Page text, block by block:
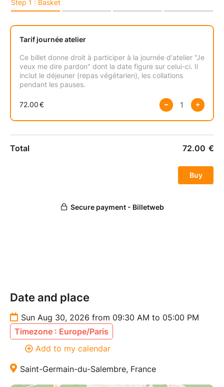
pardon pour passer à autre chose ! », ou même « je
ne pourrais jamais me pardonner ! »
Situation de blocage garantie pour des années, des
vies entières (cf. l’état du monde actuel ne dépend-t-
il pas des conséquences de ces trois phrases ?).
Alors quoi faire ? Continuer la guerre (au pire) ?
Stagner, ruminer, enkyster, s'en rendre malade (au
mieux) ?
Je chemine et travaille depuis plusieurs années sur la
à l'animation des cercles de pardon d'Olivier Clerc, et
élève d'Arouna Lipschitz (philosophe de la relation et
aujourd'hui un accompagnement personnalisé pour
Date and place
Sun Aug 30, 2026 from 09:30 AM to 05:00 PM
Timezone : Europe/Paris
Add to my calendar
Saint-Germain-du-Salembre, France